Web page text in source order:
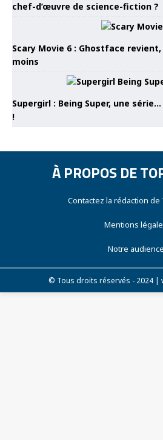
chef-d’œuvre de science-fiction ?
Scary Movie 6 : Ghostface
moins
Supergirl : Being Super, une
!
À PROPOS DE
Contactez la rédaction de
Mentions
Notre audience
© Tous droits réservés - 2024 |